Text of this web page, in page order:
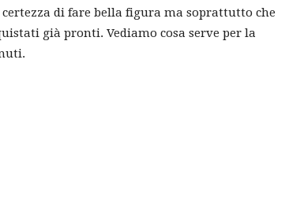
ON
di fare bella figura ma soprattutto che
già pronti. Vediamo cosa serve per la